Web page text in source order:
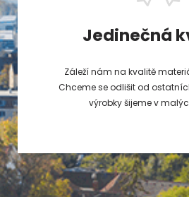
Jedinečná
Záleží nám na kvalitě
Chceme se odlišit od
výrobky šijeme v